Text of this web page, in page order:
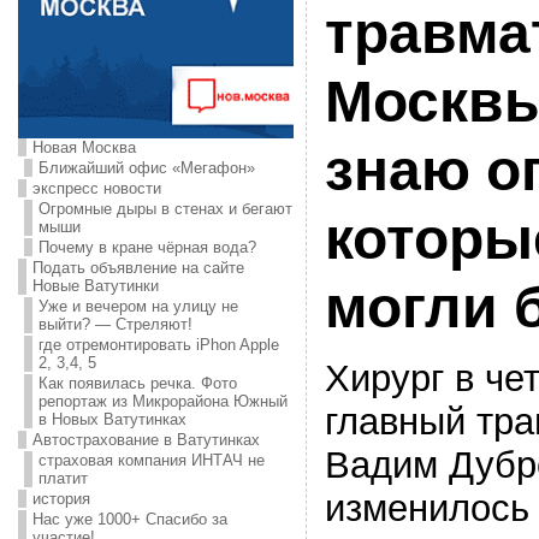
Новая Москва
Ближайший офис «Мегафон»
экспресс новости
Огромные дыры в стенах и бегают
мыши
Почему в кране чёрная вода?
Подать объявление на сайте
Новые Ватутинки
Уже и вечером на улицу не
выйти? — Стреляют!
где отремонтировать iPhon Apple
2, 3,4, 5
Как появилась речка. Фото
репортаж из Микрорайона Южный
в Новых Ватутинках
Автострахование в Ватутинках
страховая компания ИНТАЧ не
платит
история
Нас уже 1000+ Спасибо за
знаю
могли
Хирург в
главный
Вадим